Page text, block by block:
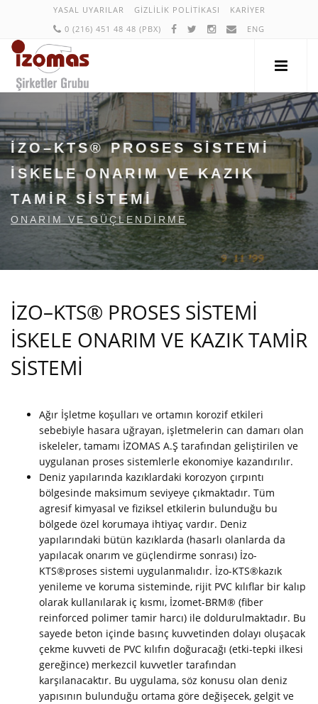
YASAL UYARILAR GIZLILIK POLITIKASI
KARIYER
0 (216) 451 48 48 (PBX)
ENG
İZO–KTS® PROSES SİSTEMİ
İSKELE ONARIM VE KAZIK
TAMİR SİSTEMİ
ONARIM VE GÜÇLENDIRME
İZO–KTS® PROSES SİSTEMİ
İSKELE ONARIM VE KAZIK TAMİR
SİSTEMİ
Ağır İşletme koşulları ve ortamın korozif etkileri
sebebiyle hasara uğrayan, işletmelerin can damarı olan
iskeleler, tamamı İZOMAS A.Ş tarafından geliştirilen ve
uygulanan proses sistemlerle ekonomiye kazandırılır.
Deniz yapılarında kazıklardaki korozyon çırpıntı
bölgesinde maksimum seviyeye çıkmaktadır. Tüm
agresif kimyasal ve fiziksel etkilerin bulunduğu bu
bölgede özel korumaya ihtiyaç vardır. Deniz
yapılarındaki bütün kazıklarda (hasarlı olanlarda da
yapılacak onarım ve güçlendirme sonrası) İzo-
KTS®proses sistemi uygulanmalıdır. İzo-KTS®kazık
yenileme ve koruma sisteminde, rijit PVC kılıflar bir kalıp
olarak kullanılarak iç kısmı, İzomet-BRM® (fiber
reinforced polimer tamir harcı) ile doldurulmaktadır. Bu
sayede beton içinde basınç kuvvetinden dolayı oluşacak
çekme kuvveti de PVC kılıfın doğuracağı (etki-tepki ilkesi
gereğince) merkezcil kuvvetler tarafından
karşılanacaktır. Bu uygulama, söz konusu olan deniz
yapısının bulunduğu ortama göre değişecek, gelgit ve